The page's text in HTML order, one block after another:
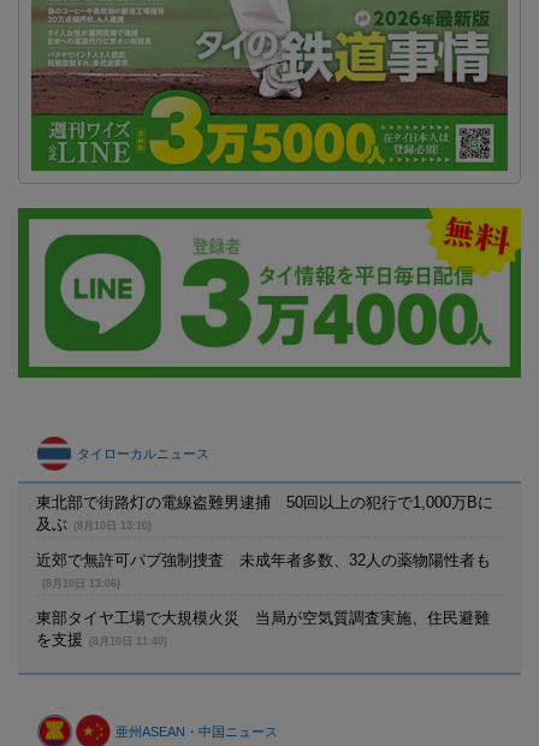
タイローカルニュース
東北部で街路灯の電線盗難男逮捕 50回以上の犯行で1,000万Bに
及ぶ
(8月10日 13:10)
近郊で無許可パブ強制捜査 未成年者多数、32人の薬物陽性者も
(8月10日 13:06)
東部タイヤ工場で大規模火災 当局が空気質調査実施、住民避難
を支援
(8月10日 11:40)
亜州ASEAN・中国ニュース